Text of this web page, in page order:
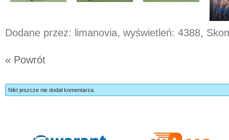
Dodane przez: limanovia, wyświetleń: 4388,
« Powrót
Nikt jeszcze nie dodał komentarza.